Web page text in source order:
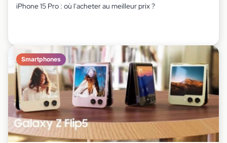
iPhone 15 Pro : où l'acheter au meilleur prix ?
Smartphones